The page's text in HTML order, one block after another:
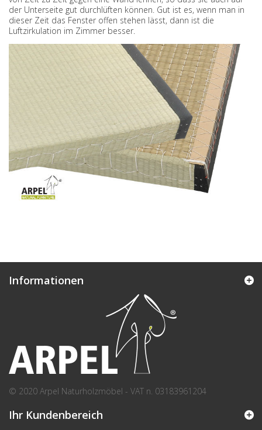
der Unterseite gut durchlüften können. Gut ist es, wenn man in
dieser Zeit das Fenster offen stehen lässt, dann ist die
Luftzirkulation im Zimmer besser.
Informationen
© 2020 Arpel Naturholzmöbel - VAT n. 03183961204
Ihr Kundenbereich